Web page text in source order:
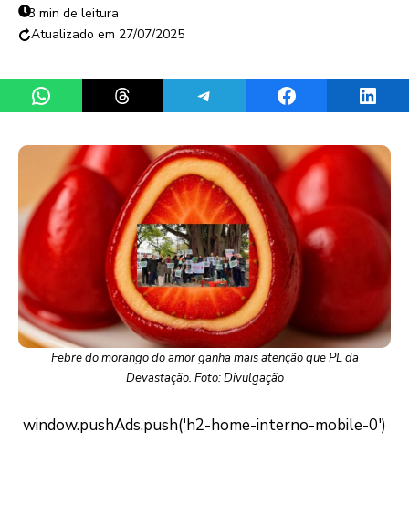
3 min de leitura
27/07/2025
Share on WhatsAppShare on ThreadsShare on TelegramShare on Facebook
Febre do morango do amor ganha mais atenção que PL da
Devastação. Foto: Divulgação